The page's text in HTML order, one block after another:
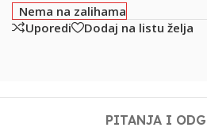
Nema na zalihama
Uporedi
Dodaj na listu želja
PITANJA I